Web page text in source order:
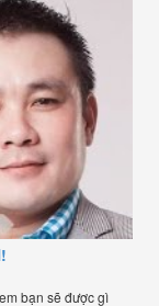
bạn sẽ được gì